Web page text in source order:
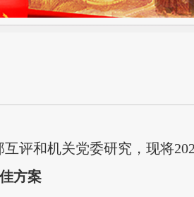
互评和机关党委研究，现将
方案